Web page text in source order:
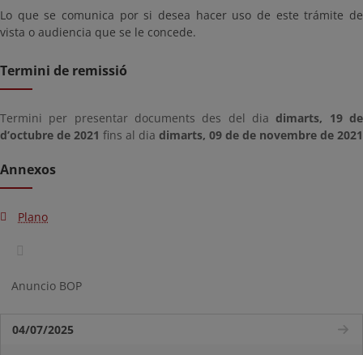
Lo que se comunica por si desea hacer uso de este trámite de
vista o audiencia que se le concede.
Termini de remissió
Termini per presentar documents des del diadimarts, 19 de
d’octubre de 2021 fins al dia dimarts, 09 de de novembre de 2021
Annexos
Plano
Anuncio BOP
04/07/2025